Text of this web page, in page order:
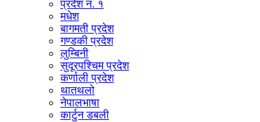
प्रदेश नं. १
मधेश
बागमती प्रदेश
गण्डकी प्रदेश
लुम्बिनी
सुदूरपश्चिम प्रदेश
कर्णाली प्रदेश
थातथलो
नेपालभाषा
कार्टुन डबली